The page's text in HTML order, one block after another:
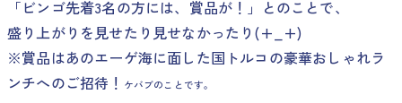
「ビンゴ先着3名の方には、賞品が！」とのことで、
盛り上がりを見せたり見せなかったり(+_+)
※賞品はあのエーゲ海に面した国トルコの豪華おしゃれラ
ンチへのご招待！ ケバブのことです。